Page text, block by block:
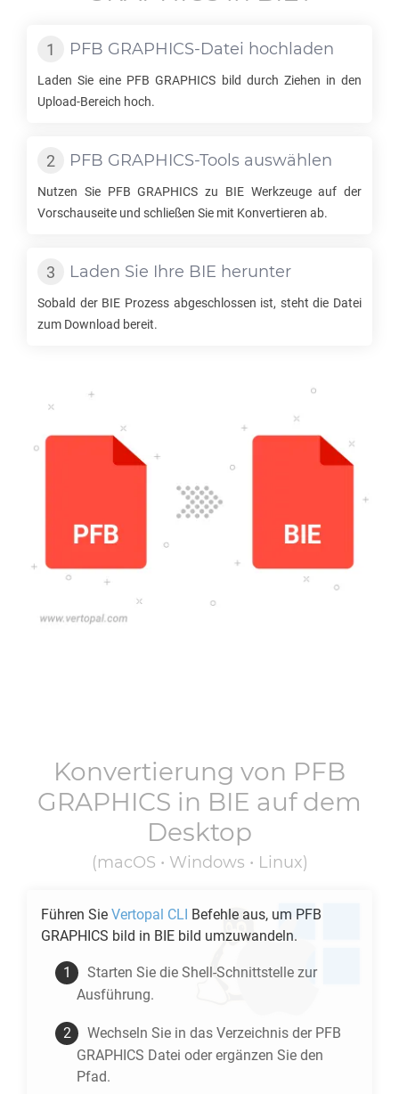
PFB GRAPHICS-Datei hochladen
Laden Sie eine PFB GRAPHICS bild durch Ziehen in den
Upload-Bereich hoch.
PFB GRAPHICS-Tools auswählen
Nutzen Sie PFB GRAPHICS zu BIEWerkzeuge auf der
Vorschauseite und schließen Sie mit Konvertieren ab.
Laden Sie Ihre BIE herunter
Sobald der BIE Prozess abgeschlossen ist, steht die Datei
zum Download bereit.
Konvertierung von PFB
GRAPHICS in BIE auf dem
Desktop
(macOS • Windows • Linux)
Führen Sie Vertopal CLI Befehle aus, um PFB
GRAPHICS bild in BIE bild umzuwandeln.
Starten Sie die Shell-Schnittstelle zur
Ausführung.
Wechseln Sie in das Verzeichnis der PFB
GRAPHICS Datei oder ergänzen Sie den
Pfad.